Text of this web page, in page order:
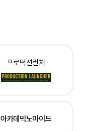
프로덕션런처
아카데믹노마이드